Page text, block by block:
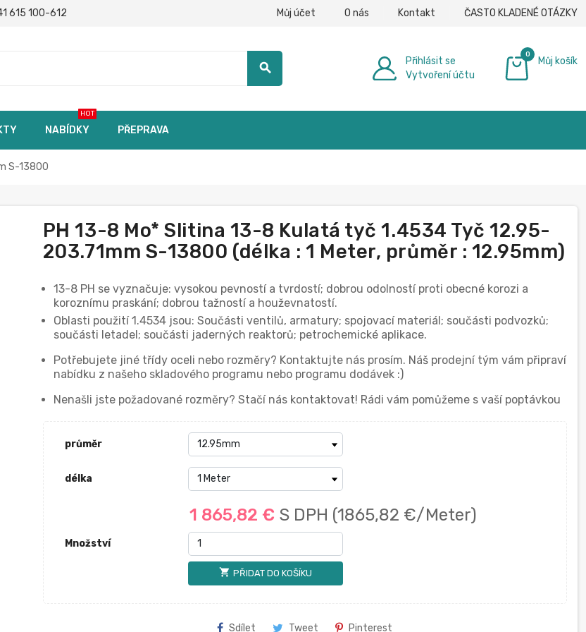
615 100-612 Můj účet O nás Kontakt ČASTO KLADENÉ OTÁZKY
search
Přihlásit se
Vytvoření účtu
0
Můj košík
NABÍDKY
HOT
PŘEPRAVA
S-13800
PH 13-8 Mo* Slitina 13-8 Kulatá tyč 1.4534 Tyč 12.95-
203.71mm S-13800 (délka : 1 Meter, průměr : 12.95mm)
13-8 PH se vyznačuje: vysokou pevností a tvrdostí; dobrou odolností proti obecné korozi a
koroznímu praskání; dobrou tažností a houževnatostí.
Oblasti použití 1.4534 jsou: Součásti ventilů, armatury; spojovací materiál; součásti podvozků;
součásti letadel; součásti jaderných reaktorů; petrochemické aplikace.
Potřebujete jiné třídy oceli nebo rozměry? Kontaktujte nás prosím. Náš prodejní tým vám připraví
nabídku z našeho skladového programu nebo programu dodávek :)
Nenašli jste požadované rozměry? Stačí nás kontaktovat! Rádi vám pomůžeme s vaší poptávkou
průměr
délka
1 865,82 € S DPH (1865,82 €/Meter)
Množství
shopping_cart PŘIDAT DO KOŠÍKU
Sdílet Tweet Pinterest